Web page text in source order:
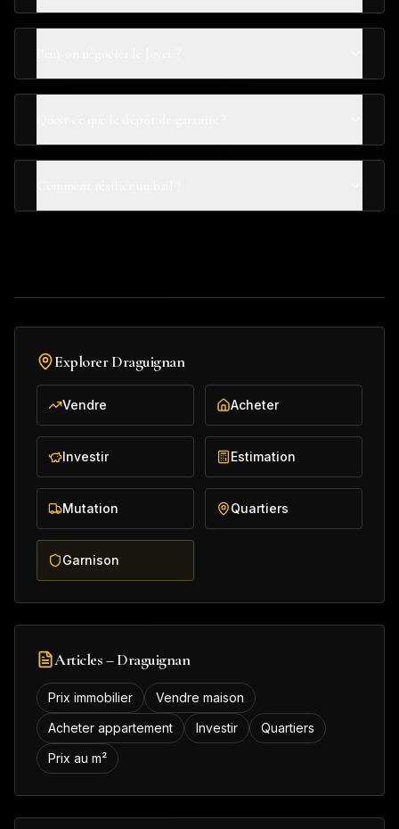
ExplorerDraguignan
Vendre Acheter
Investir Estimation
Mutation Quartiers
Garnison
Articles –Draguignan
Prix immobilier
Vendre maison
Acheter appartement
Investir
Quartiers
Prix au m²